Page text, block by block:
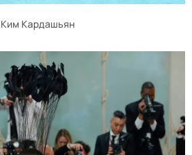
Ким Кардашьян